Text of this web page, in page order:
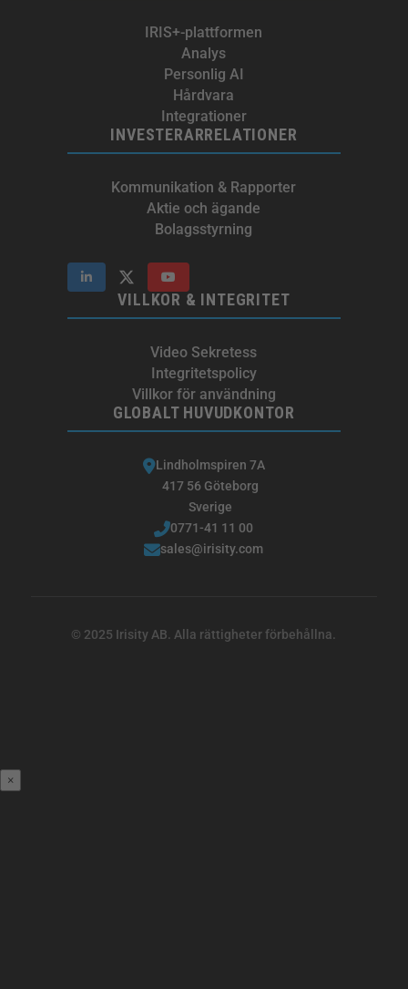
IRIS+-plattformen
Analys
Personlig AI
Hårdvara
Integrationer
INVESTERARRELATIONER
Kommunikation & Rapporter
Aktie och ägande
Bolagsstyrning
VILLKOR & INTEGRITET
Video Sekretess
Integritetspolicy
Villkor för användning
GLOBALT HUVUDKONTOR
Lindholmspiren 7A
417 56 Göteborg
Sverige
0771-41 11 00
sales@irisity.com
© 2025 Irisity AB. Alla rättigheter förbehållna.
×